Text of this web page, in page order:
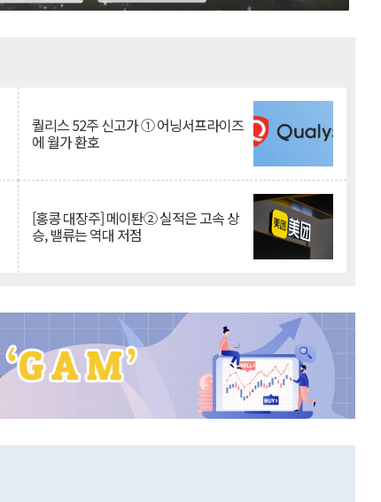
퀄리스 52주 신고가 ① 어닝서프라이즈
에 월가 환호
[홍콩 대장주] 메이퇀② 실적은 고속 상
승, 밸류는 역대 저점